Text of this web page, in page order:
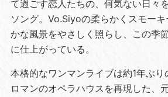
て過ごす恋人たちの、何気ない日々
ソング。Vo.Siyoの柔らかくスモー
かな風景をやさしく照らし、この季
に仕上がっている。
本格的なワンマンライブは約1年ぶ
ロマンのオペラハウスを再現した、